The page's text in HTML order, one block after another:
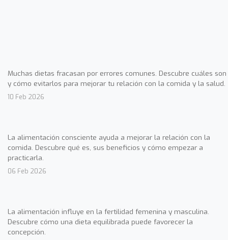
Muchas dietas fracasan por errores comunes. Descubre cuáles son
y cómo evitarlos para mejorar tu relación con la comida y la salud.
10 Feb 2026
La alimentación consciente ayuda a mejorar la relación con la
comida. Descubre qué es, sus beneficios y cómo empezar a
practicarla.
06 Feb 2026
La alimentación influye en la fertilidad femenina y masculina.
Descubre cómo una dieta equilibrada puede favorecer la
concepción.